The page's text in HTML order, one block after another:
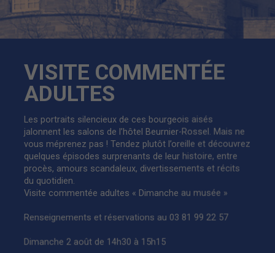
VISITE COMMENTÉE
ADULTES
Les portraits silencieux de ces bourgeois aisés
jalonnent les salons de l’hôtel Beurnier-Rossel. Mais ne
vous méprenez pas ! Tendez plutôt l’oreille et découvrez
quelques épisodes surprenants de leur histoire, entre
procès, amours scandaleux, divertissements et récits
du quotidien.
Visite commentée adultes « Dimanche au musée »
Renseignements et réservations au 03 81 99 22 57
Dimanche 2 août de 14h30 à 15h15